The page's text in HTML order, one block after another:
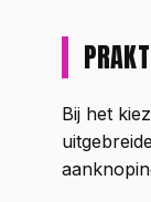
Bij het